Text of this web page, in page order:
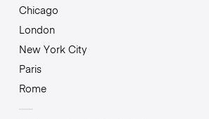
Chicago
London
New York City
Paris
Rome